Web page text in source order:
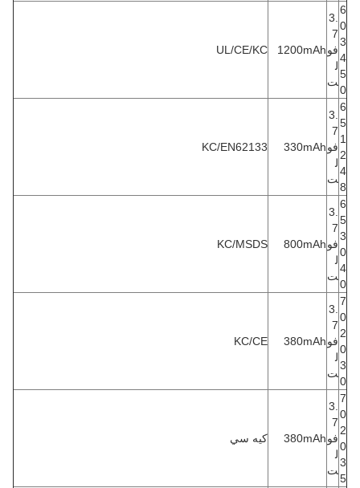
6
0
3
4
5
0
3.
7
فو
ل
ت
1200mAh
UL/CE/KC
6
5
1
2
4
8
3.
7
فو
ل
ت
330mAh
KC/EN62133
6
5
3
0
4
0
3.
7
فو
ل
ت
800mAh
KC/MSDS
7
0
2
0
3
0
3.
7
فو
ل
ت
380mAh
KC/CE
7
0
2
0
3
5
3.
7
فو
ل
ت
380mAh كيه سي